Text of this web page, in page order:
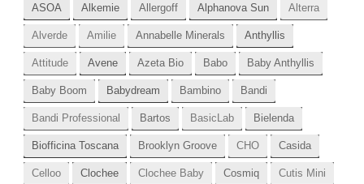
ASOA Alkemie Allergoff Alphanova Sun Alterra
Alverde Amilie Annabelle Minerals Anthyllis
Attitude Avene Azeta Bio Babo Baby Anthyllis
Baby Boom Babydream Bambino Bandi
Bandi Professional Bartos BasicLab Bielenda
Biofficina Toscana Brooklyn Groove CHO Casida
Celloo Clochee Clochee Baby Cosmiq Cutis Mini